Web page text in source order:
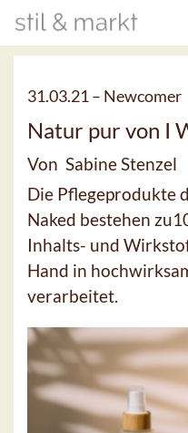
31.03.21 – Newcomer
Natur pur von I
Von Sabine Stenzel
Die Pflegeprodukte
Naked bestehen
Inhalts- und
Hand in
verarbeitet.